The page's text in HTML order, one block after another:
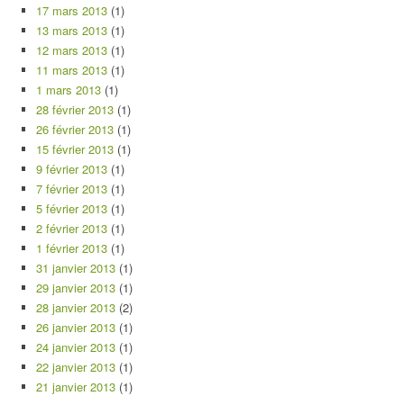
17 mars 2013 (1)
13 mars 2013 (1)
12 mars 2013 (1)
11 mars 2013 (1)
1 mars 2013 (1)
28 février 2013 (1)
26 février 2013 (1)
15 février 2013 (1)
9 février 2013 (1)
7 février 2013 (1)
5 février 2013 (1)
2 février 2013 (1)
1 février 2013 (1)
31 janvier 2013 (1)
29 janvier 2013 (1)
28 janvier 2013 (2)
26 janvier 2013 (1)
24 janvier 2013 (1)
22 janvier 2013 (1)
21 janvier 2013 (1)